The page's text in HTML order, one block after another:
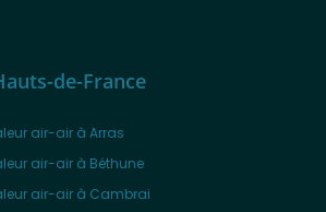
de-France
air-air à Arras
air-air à Béthune
air-air à Cambrai